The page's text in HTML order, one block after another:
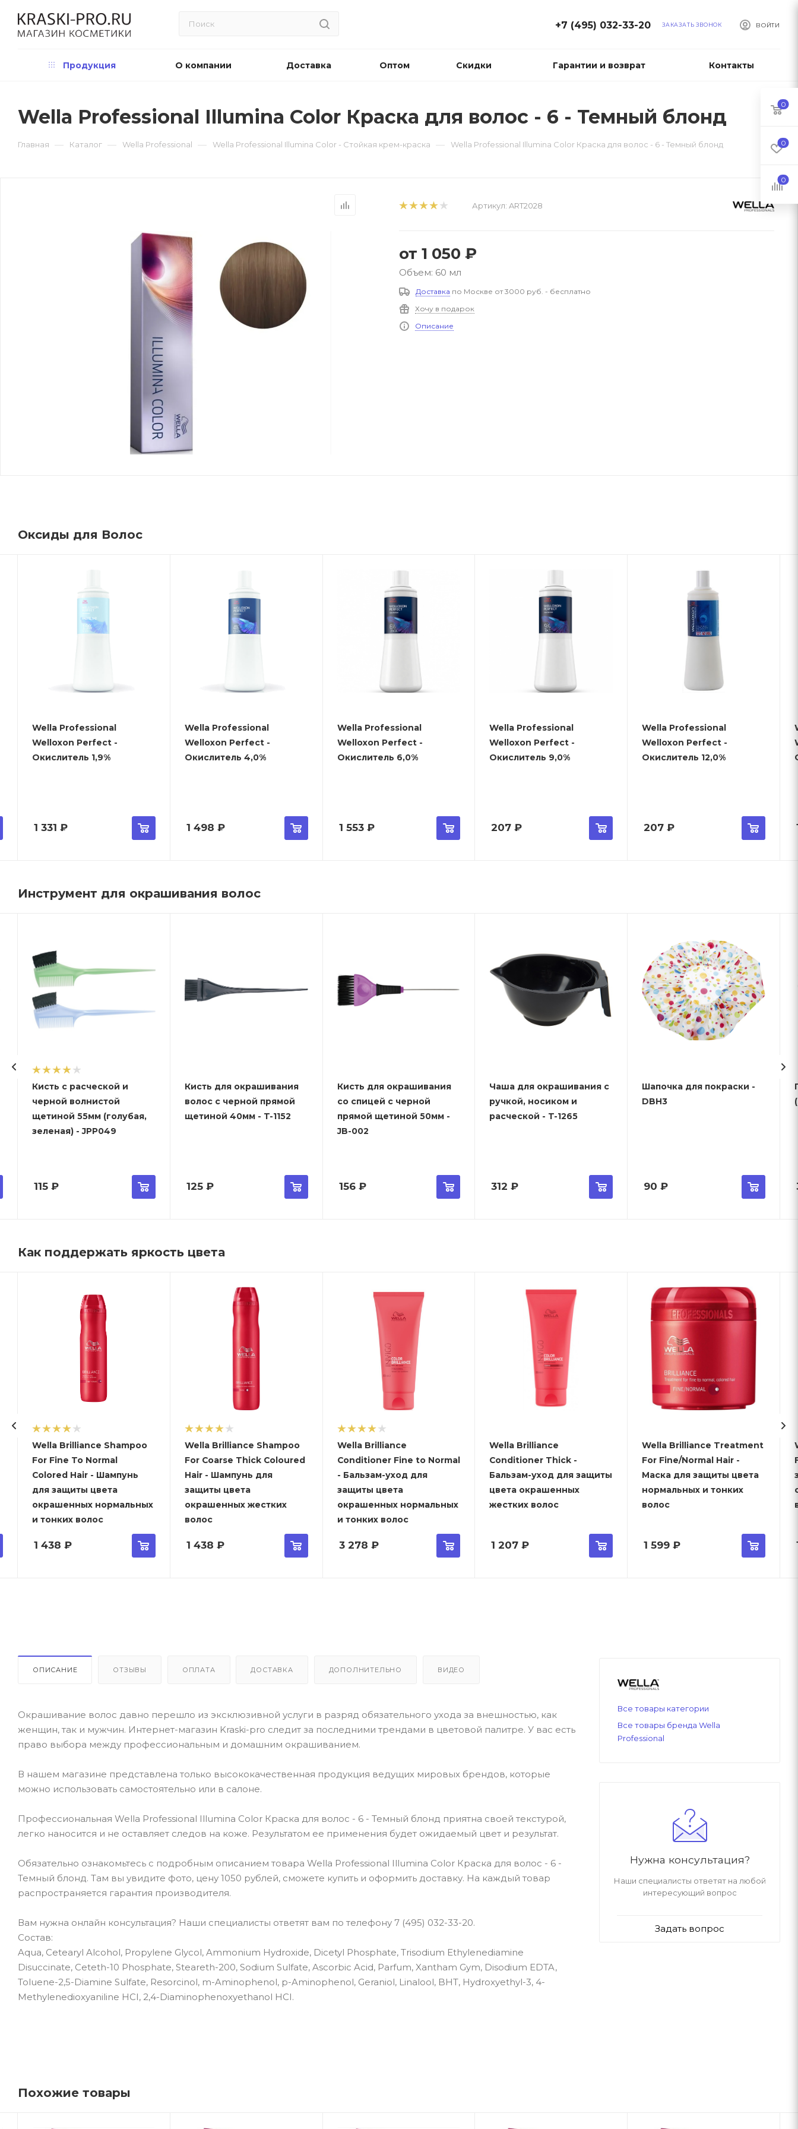
ВОЙТИ
+7 (495) 032-33-20 ЗАКАЗАТЬ ЗВОНОК
Продукция О компании Доставка Оптом Скидки Гарантии и возврат Контакты
Wella Professional Illumina Color Краска для волос - 6 - Темный блонд
Главная — Каталог — Wella Professional — Wella Professional Illumina Color - Стойкая крем-краска — Wella Professional Illumina Color Краска для волос - 6 - Темный блонд
Артикул: ART2028
от 1 050 ₽
Объем: 60 мл
Доставка по Москве от 3000 руб. - бесплатно
Хочу в подарок
Описание
Оксиды для Волос
Wella Professional
Welloxon Perfect -
Окислитель 1,9%
1 331 ₽
Wella Professional
Welloxon Perfect -
Окислитель 4,0%
1 498 ₽
Wella Professional
Welloxon Perfect -
Окислитель 6,0%
1 553₽
Wella Professional
Welloxon Perfect -
Окислитель 9,0%
207 ₽
Wella Professional
Welloxon Perfect -
Окислитель 12,0%
207 ₽
Инструмент для окрашивания волос
Кисть с расческой и
черной волнистой
щетиной 55мм (голубая,
зеленая) - JPP049
115₽
Кисть для окрашивания
волос с черной прямой
щетиной 40мм - T-1152
125₽
Кисть для окрашивания
со спицей с черной
прямой щетиной 50мм -
JB-002
156₽
Чаша для окрашивания с
ручкой, носиком и
расческой - T-1265
312 ₽
Шапочка для покраски -
DBH3
90 ₽
Как поддержать яркость цвета
Wella Brilliance Shampoo
For Fine To Normal
Colored Hair - Шампунь
для защиты цвета
окрашенных нормальных
и тонких волос
1 438 ₽
Wella Brilliance Shampoo
For Coarse Thick Coloured
Hair - Шампунь для
защиты цвета
окрашенных жестких
волос
1 438 ₽
Wella Brilliance
Conditioner Fine to Normal
- Бальзам-уход для
защиты цвета
окрашенных нормальных
и тонких волос
3 278 ₽
Wella Brilliance
Conditioner Thick -
Бальзам-уход для защиты
цвета окрашенных
жестких волос
1 207 ₽
Wella Brilliance Treatment
For Fine/Normal Hair -
Маска для защиты цвета
нормальных и тонких
волос
1 599 ₽
ОПИСАНИЕ ОТЗЫВЫ ОПЛАТА ДОСТАВКА ДОПОЛНИТЕЛЬНО ВИДЕО
Окрашивание волос давно перешло из эксклюзивной услуги в разряд обязательного ухода за внешностью, как
женщин, так и мужчин. Интернет-магазин Kraski-pro следит за последними трендами в цветовой палитре. У вас есть
право выбора между профессиональным и домашним окрашиванием.
В нашем магазине представлена только высококачественная продукция ведущих мировых брендов, которые
можно использовать самостоятельно или в салоне.
Профессиональная Wella Professional Illumina Color Краска для волос - 6 - Темный блонд приятна своей текстурой,
легко наносится и не оставляет следов на коже. Результатом ее применения будет ожидаемый цвет и результат.
Обязательно ознакомьтесь с подробным описанием товара Wella Professional Illumina Color Краска для волос - 6 -
Темный блонд. Там вы увидите фото, цену 1050 рублей, сможете купить и оформить доставку. На каждый товар
распространяется гарантия производителя.
Вам нужна онлайн консультация? Наши специалисты ответят вам по телефону 7 (495) 032-33-20.
Состав:
Aqua, Cetearyl Alcohol, Propylene Glycol, Ammonium Hydroxide, Dicetyl Phosphate, Trisodium Ethylenediamine
Disuccinate, Ceteth-10 Phosphate, Steareth-200, Sodium Sulfate, Ascorbic Acid, Parfum, Xantham Gym, Disodium EDTA,
Toluene-2,5-Diamine Sulfate, Resorcinol, m-Aminophenol, p-Aminophenol, Geraniol, Linalool, BHT, Hydroxyethyl-3, 4-
Methylenedioxyaniline HCI, 2,4-Diaminophenoxyethanol HCI.
Все товары категории
Все товары бренда Wella
Professional
Нужна консультация?
Наши специалисты ответят на любой
интересующий вопрос
Задать вопрос
Похожие товары
0
0
0